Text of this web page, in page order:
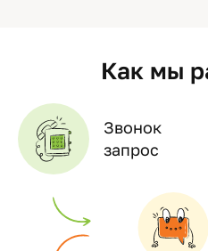
Как мы
Звонок
запрос